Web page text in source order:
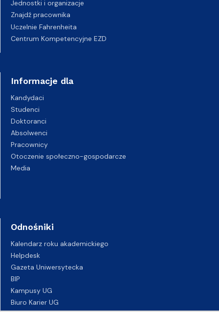
Jednostki i organizacje
Znajdź pracownika
Uczelnie Fahrenheita
Centrum Kompetencyjne EZD
Informacje dla
Kandydaci
Studenci
Doktoranci
Absolwenci
Pracownicy
Otoczenie społeczno-gospodarcze
Media
Odnośniki
Kalendarz roku akademickiego
Helpdesk
Gazeta Uniwersytecka
BIP
Kampusy UG
Biuro Karier UG